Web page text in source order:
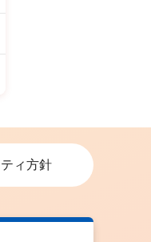
ィ方針